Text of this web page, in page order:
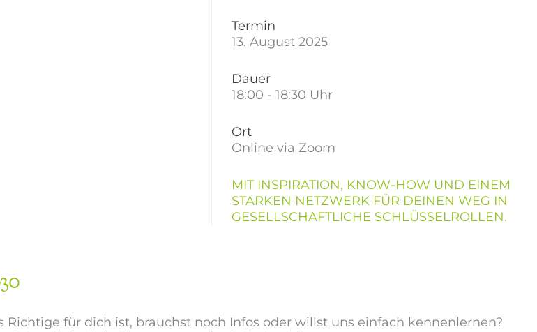
Termin
13. August 2025
Dauer
18:00 - 18:30 Uhr
Ort
Online via Zoom
MIT INSPIRATION, KNOW-HOW UND EINEM
STARKEN NETZWERK FÜR DEINEN WEG IN
GESELLSCHAFTLICHE SCHLÜSSELROLLEN.
Richtige für dich ist, brauchst noch Infos oder willst uns einfach kennenlernen?